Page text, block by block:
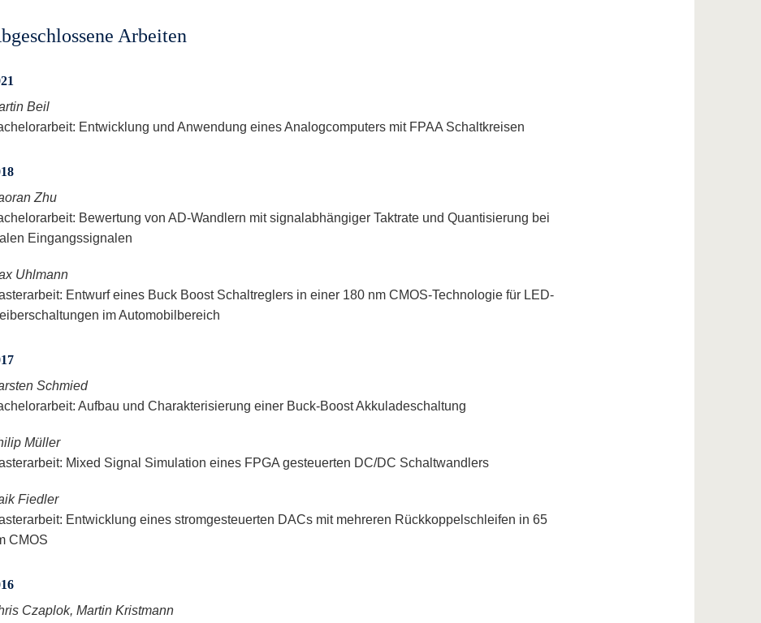
Arbeiten
Beil
Entwicklung und Anwendung eines Analogcomputers mit FPAA Schaltkreisen
Zhu
Bewertung von AD-Wandlern mit signalabhängiger Taktrate und Quantisierung bei
Eingangssignalen
Uhlmann
Entwurf eines Buck Boost Schaltreglers in einer 180 nm CMOS-Technologie für LED-
im Automobilbereich
Schmied
Aufbau und Charakterisierung einer Buck-Boost Akkuladeschaltung
Müller
Mixed Signal Simulation eines FPGA gesteuerten DC/DC Schaltwandlers
Fiedler
Entwicklung eines stromgesteuerten DACs mit mehreren Rückkoppelschleifen in 65
CMOS
Czaplok, Martin Kristmann